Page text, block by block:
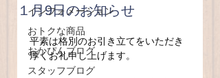
インフォメーション
おトクな商品
おかぴんブログ
スタッフブログ
１月9日のお知らせ
平素は格別のお引き立てをいただき
厚くお礼申し上げます。